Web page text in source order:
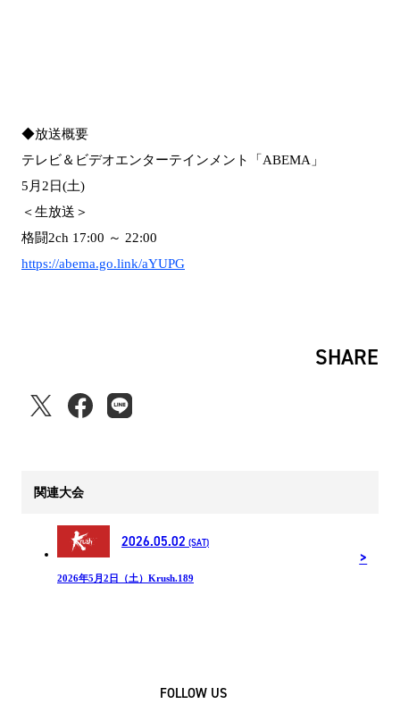
◆放送概要
テレビ＆ビデオエンターテインメント「ABEMA」
5月2日(土)
＜生放送＞
格闘2ch 17:00 ～ 22:00
https://abema.go.link/aYUPG
SHARE
関連大会
2026.05.02 (SAT)
2026年5月2日（土）Krush.189
FOLLOW US